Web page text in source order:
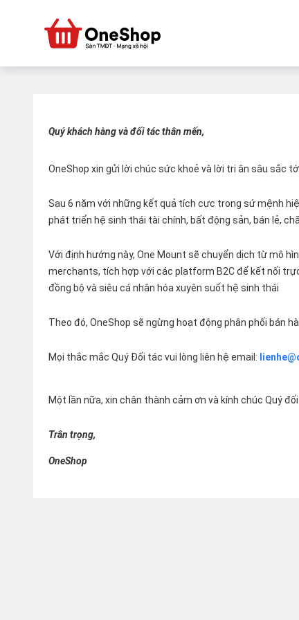
Quý khách hàng và đối tác thân mến,
OneShop xin gửi lời chúc sức khoẻ và lời tri ân sâu sắc
Sau 6 năm với những kết quả tích cực trong sứ mệnh
phát triển hệ sinh thái tài chính, bất động sản, bán lẻ,
Với định hướng này, One Mount sẽ chuyển dịch từ mô
merchants, tích hợp với các platform B2C để kết nối
đồng bộ và siêu cá nhân hóa xuyên suốt hệ sinh thái
Theo đó, OneShop sẽ ngừng hoạt động phân phối bán
Mọi thắc mắc Quý Đối tác vui lòng liên hệ email:
Một lần nữa, xin chân thành cảm ơn và kính chúc Quý
Trân trọng,
OneShop